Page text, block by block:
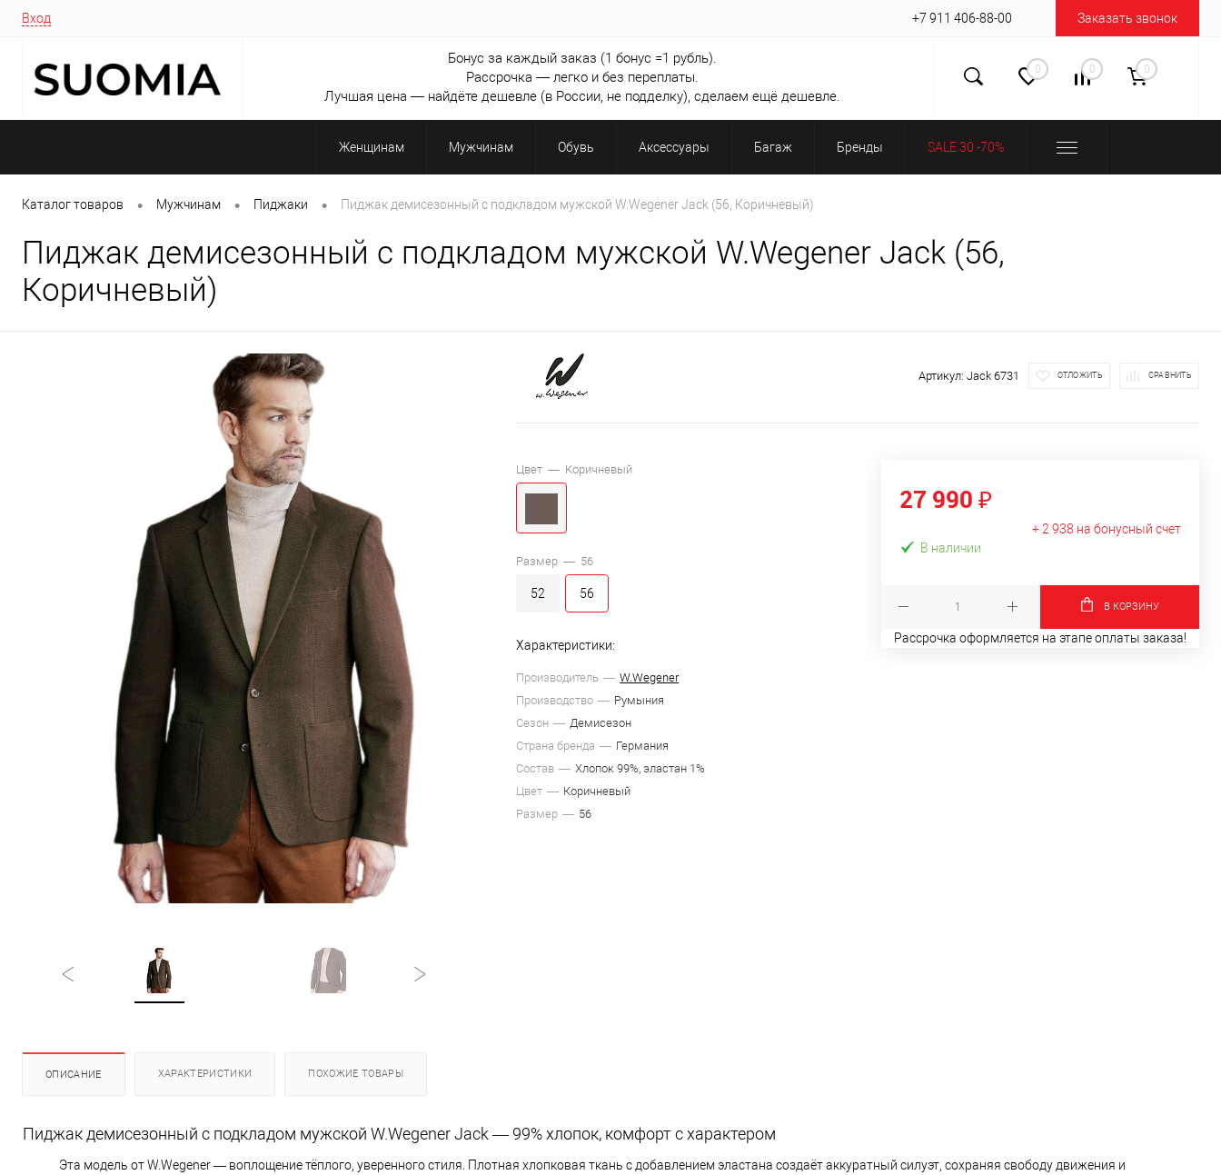
Вход +7 911 406-88-00 Заказать звонок
Бонус за каждый заказ (1 бонус =1 рубль).
Рассрочка — легко и без переплаты.
Лучшая цена — найдёте дешевле (в России, не подделку), сделаем ещё дешевле.
0 0 0
Женщинам Мужчинам Обувь Аксессуары Багаж Бренды SALE 30 -70%
Каталог товаров • Мужчинам • Пиджаки • Пиджак демисезонный с подкладом мужской W.Wegener Jack (56, Коричневый)
Пиджак демисезонный с подкладом мужской W.Wegener Jack (56,
Коричневый)
Артикул: Jack 6731 ОТЛОЖИТЬ СРАВНИТЬ
Цвет — Коричневый
Размер — 56
52 56
Характеристики:
Производитель
W.Wegener
Производство
Румыния
Сезон
Демисезон
Страна бренда
Германия
Состав
Хлопок 99%, эластан 1%
Цвет
Коричневый
Размер
56
27 990 ₽
+ 2 938 на бонусный счет
В наличии
В КОРЗИНУ
Рассрочка оформляется на этапе оплаты заказа!
ОПИСАНИЕ ХАРАКТЕРИСТИКИ ПОХОЖИЕ ТОВАРЫ
Пиджак демисезонный с подкладом мужской W.Wegener Jack — 99% хлопок, комфорт с характером
Эта модель от W.Wegener — воплощение тёплого, уверенного стиля. Плотная хлопковая ткань с добавлением эластана создаёт аккуратный силуэт, сохраняя свободу движения и